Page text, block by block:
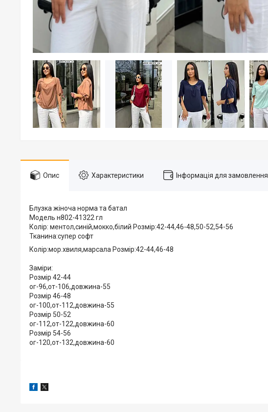
Опис Характеристики Інформація для замовлення
Блузка жіноча норма та батал
Модель н802-41322 гл
Колір: ментол,синій,мокко,білий Розмір:42-44,46-48,50-52,54-56
Тканина:супер софт
Колір:мор.хвиля,марсала Розмір:42-44,46-48
Заміри:
Розмір 42-44
ог-96,от-106,довжина-55
Розмір 46-48
ог-100,от-112,довжина-55
Розмір 50-52
ог-112,от-122,довжина-60
Розмір 54-56
ог-120,от-132,довжина-60